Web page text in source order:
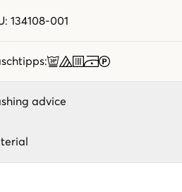
: 134108-001
:
advice